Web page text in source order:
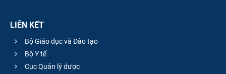
LIÊN KẾT
Bộ Giáo dục và Đào tạo
Bộ Y tế
Cục Quản lý dược